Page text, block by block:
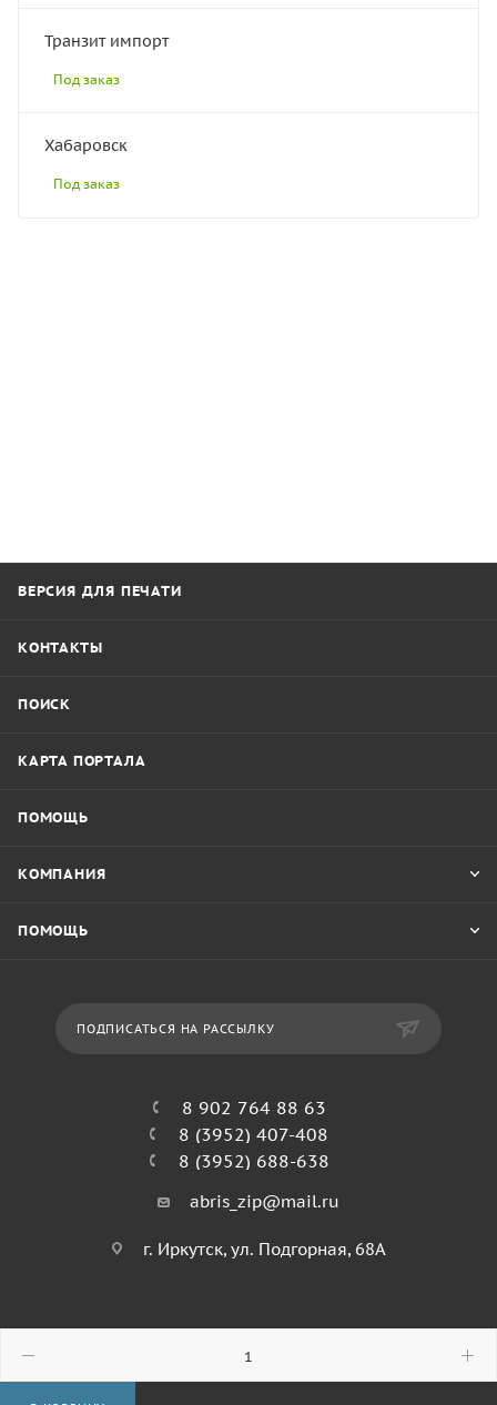
Транзит импорт
Под заказ
Хабаровск
Под заказ
ВЕРСИЯ ДЛЯ ПЕЧАТИ
КОНТАКТЫ
ПОИСК
КАРТА ПОРТАЛА
ПОМОЩЬ
КОМПАНИЯ
ПОМОЩЬ
ПОДПИСАТЬСЯ НА РАССЫЛКУ
8 902 764 88 63
8 (3952) 407-408
8 (3952) 688-638
abris_zip@mail.ru
г. Иркутск, ул. Подгорная, 68А
© 2026 Абрис